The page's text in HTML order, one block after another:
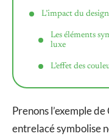
L’impact du
Les éléments
luxe
L’effet des
Prenons l’exemple
entrelacé symbolise